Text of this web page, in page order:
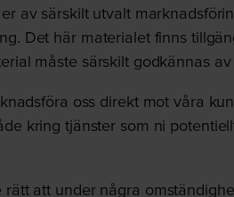
av särskilt utvalt
Det här materialet finns
måste särskilt godkännas
oss direkt mot våra
kring tjänster som ni
rätt att under några